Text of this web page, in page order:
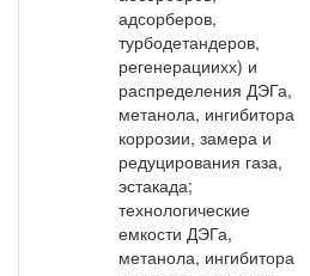
адсорберов,
турбодетандеров,
регенерациихх) и
распределения ДЭГа,
метанола, ингибитора
коррозии, замера и
редуцирования газа,
эстакада;
технологические
емкости ДЭГа,
метанола, ингибитора